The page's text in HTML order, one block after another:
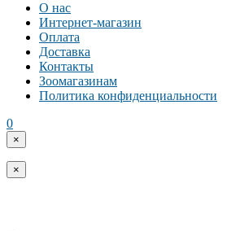
О нас
Интернет-магазин
Оплата
Доставка
Контакты
Зоомагазинам
Политика конфиденциальности
0
×
×